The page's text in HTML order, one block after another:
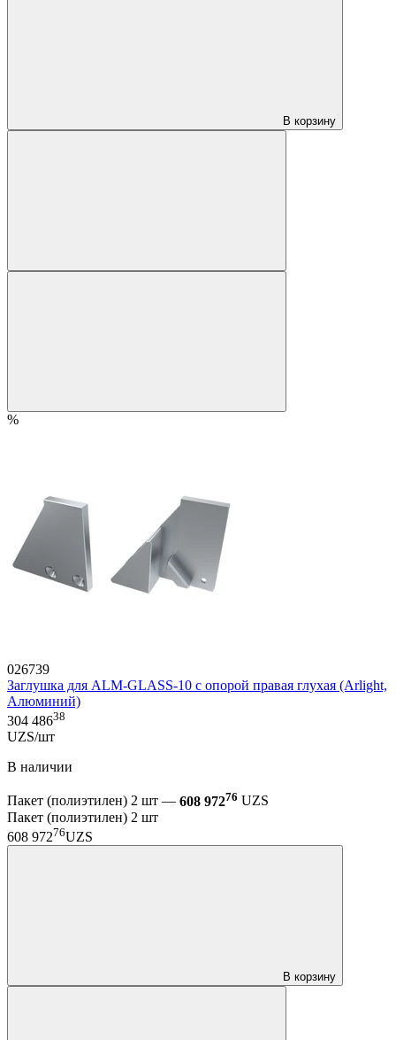
В корзину
%
026739
Заглушка для ALM-GLASS-10 с опорой правая глухая (Arlight,
Алюминий)
304 48638
UZS/шт
В наличии
Пакет (полиэтилен) 2 шт — 608 97276 UZS
Пакет (полиэтилен) 2 шт
608 97276UZS
В корзину